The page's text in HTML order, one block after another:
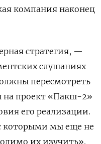
компания наконец
стратегия, —
слушаниях
пересмотреть
на проект «Пакш-2»
его реализации.
которыми мы еще не
их изучить».